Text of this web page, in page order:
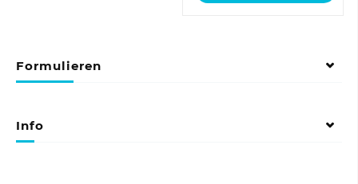
kan
gekozen
de
product
Formulieren
Info